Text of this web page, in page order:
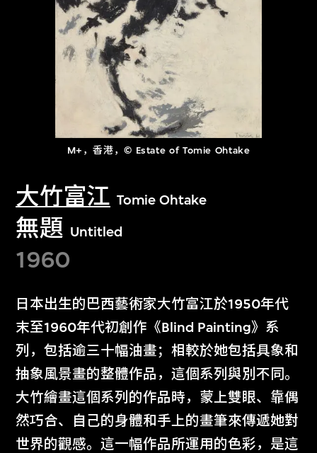
M+，香港，© Estate of Tomie Ohtake
大竹富江 Tomie Ohtake
無題 Untitled
1960
日本出生的巴西藝術家大竹富江於1950年代
末至1960年代初創作《Blind Painting》系
列，包括逾三十幅油畫；相較於她包括具象和
抽象風景畫的整體作品，這個系列與別不同。
大竹繪畫這個系列的作品時，蒙上雙眼、靠偶
然巧合、自己的身體和手上的畫筆來傳遞她對
世界的觀感。這一幅作品所運用的色彩，是這
关于M+藏品
探索世界顶级的二十及二十一世纪视觉